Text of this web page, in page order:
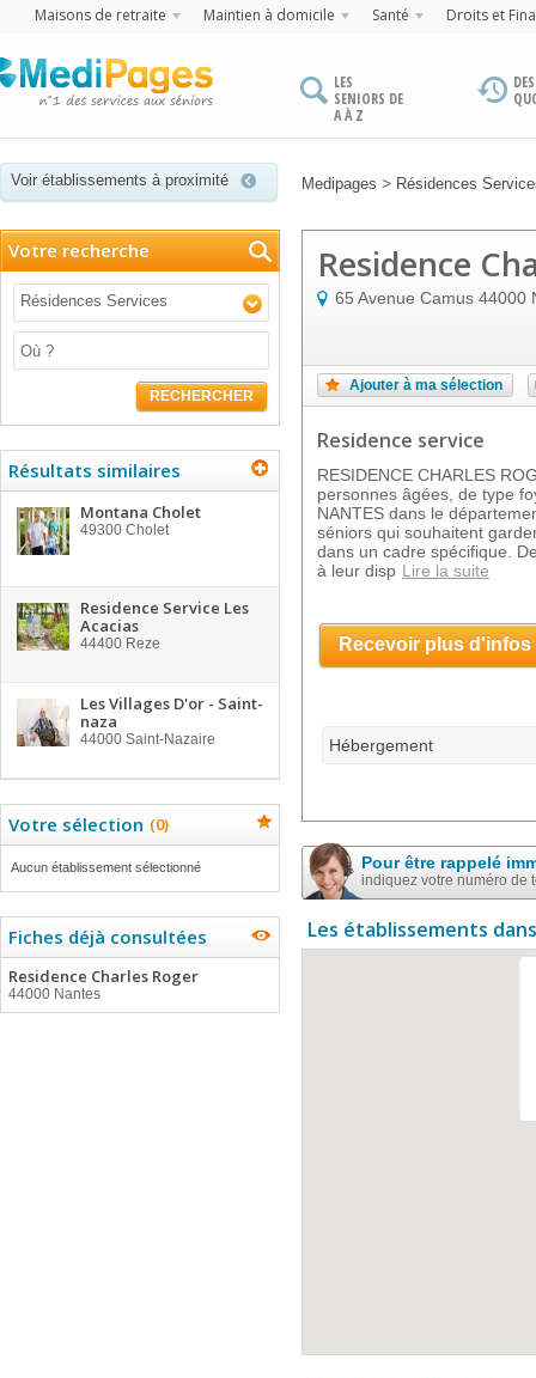
Maisons de retraite Maintien à domicile Santé Droits et
LES
SENIORS DE
A À Z
Voir établissements à proximité Medipages > Résidences
Votre recherche
Résidences Services
RECHERCHER
Résultats similaires
Montana Cholet
49300 Cholet
Residence Service Les
Acacias
44400 Reze
Les Villages D'or - Saint-
naza
44000 Saint-Nazaire
Votre sélection (0)
Aucun établissement sélectionné
Fiches déjà consultées
Residence Charles Roger
44000 Nantes
Residence
65 Avenue Camus 44000
Ajouter à ma sélection
Residence service
RESIDENCE CHARLES
personnes âgées, de type
NANTES dans le
séniors qui souhaitent
dans un cadre spécifique.
à leur disp Lire la suite
Recevoir plus d'infos
Hébergement
Pour être rappelé
indiquez votre numéro de
Les établissements